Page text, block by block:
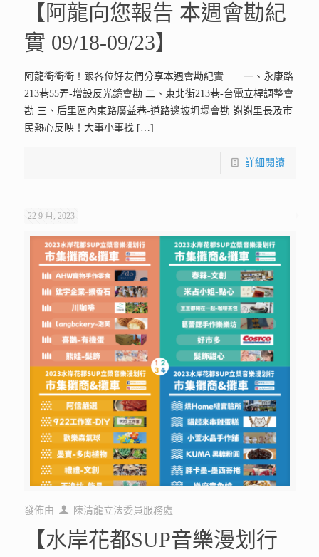
【阿龍向您報告 本週會勘紀
實 09/18-09/23】
阿龍衝衝衝！跟各位好友們分享本週會勘紀實 一、永康路
213巷55弄-增設反光鏡會勘 二、東北街213巷-台電立桿調整會
勘 三、后里區內東路廣益巷-道路邊坡坍塌會勘 謝謝里長及市
民熱心反映！大事小事找[…]
詳細閱讀
22 9 月, 2023
發佈由 陳清龍立法委員服務處
【水岸花都SUP音樂漫划行